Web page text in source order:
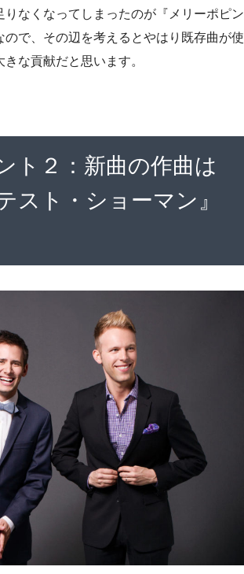
りなくなってしまったのが『メリーポピン
ので、その辺を考えるとやはり既存曲が使
な貢献だと思います。
ト２：新曲の作曲は
スト・ショーマン』